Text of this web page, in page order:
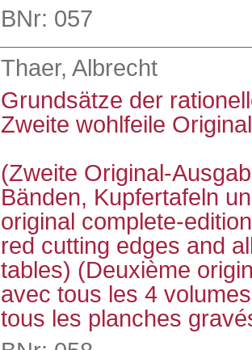
BNr: 057
Thaer, Albrecht
Grundsätze der
Zweite wohlfeile
(Zweite Original-
Bänden, Kupfertafeln
original complete-
red cutting edges and
tables) (Deuxième
avec tous les 4
tous les planches